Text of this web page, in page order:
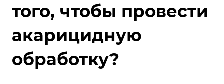
того, чтобы провести
акарицидную
обработку?